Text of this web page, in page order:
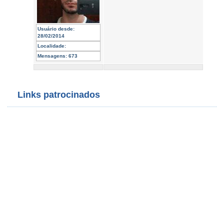
Usuário desde:
28/02/2014
Localidade:
Mensagens: 673
Links patrocinados